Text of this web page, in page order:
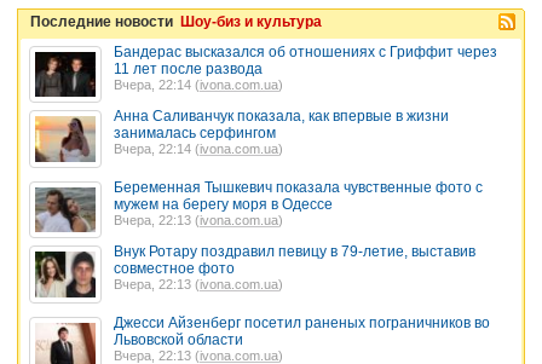
Последние новости Шоу-биз и культура
Бандерас высказался об отношениях с Гриффит через
11 лет после развода
Вчера, 22:14 (ivona.com.ua)
Анна Саливанчук показала, как впервые в жизни
занималась серфингом
Вчера, 22:14 (ivona.com.ua)
Беременная Тышкевич показала чувственные фото с
мужем на берегу моря в Одессе
Вчера, 22:13 (ivona.com.ua)
Внук Ротару поздравил певицу в 79-летие, выставив
совместное фото
Вчера, 22:13 (ivona.com.ua)
Джесси Айзенберг посетил раненых пограничников во
Львовской области
Вчера, 22:13 (ivona.com.ua)